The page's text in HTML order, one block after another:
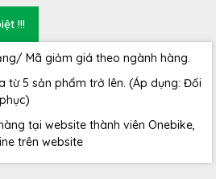
!!!
Mã giảm giá theo ngành hàng.
từ 5 sản phẩm trở lên. (Áp dụng: Đối
tại website thành viên Onebike,
trên website